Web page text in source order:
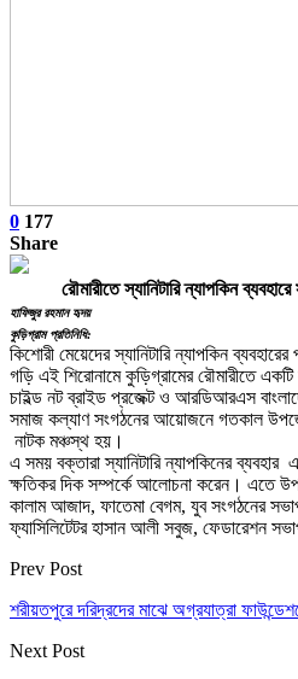
0 177
Share
রৌমারীতে স্যানিটারি ন্যাপকিন
হাফিজুর রহমান হৃদয়
কুড়িগ্রাম প্রতিনিধি:
কিশোরী মেয়েদের স্যানিটারি ন্যাপকিন
গড়ি এই শিরোনামে কুড়িগ্রামের রৌমারীতে
চাইল্ড নট ব্রাইড প্রজেক্ট ও আরডিআরএস
সমাজ কল্যাণ সংগঠনের আয়োজনে গতকাল
নাটক মঞ্চস্থ হয়।
এ সময় বক্তারা স্যানিটারি ন্যাপকিনের ব্যবহার
ক্ষতিকর দিক সম্পর্কে আলোচনা করেন। এতে
কালাম আজাদ, ফাতেমা বেগম, যুব সংগঠনের
ফ্যাসিলিটেটর হাসান আলী সবুজ, ফেডারেশন
Prev Post
শরীয়তপুরে দরিদ্রদের মাঝে অগ্রযাত্রা
Next Post